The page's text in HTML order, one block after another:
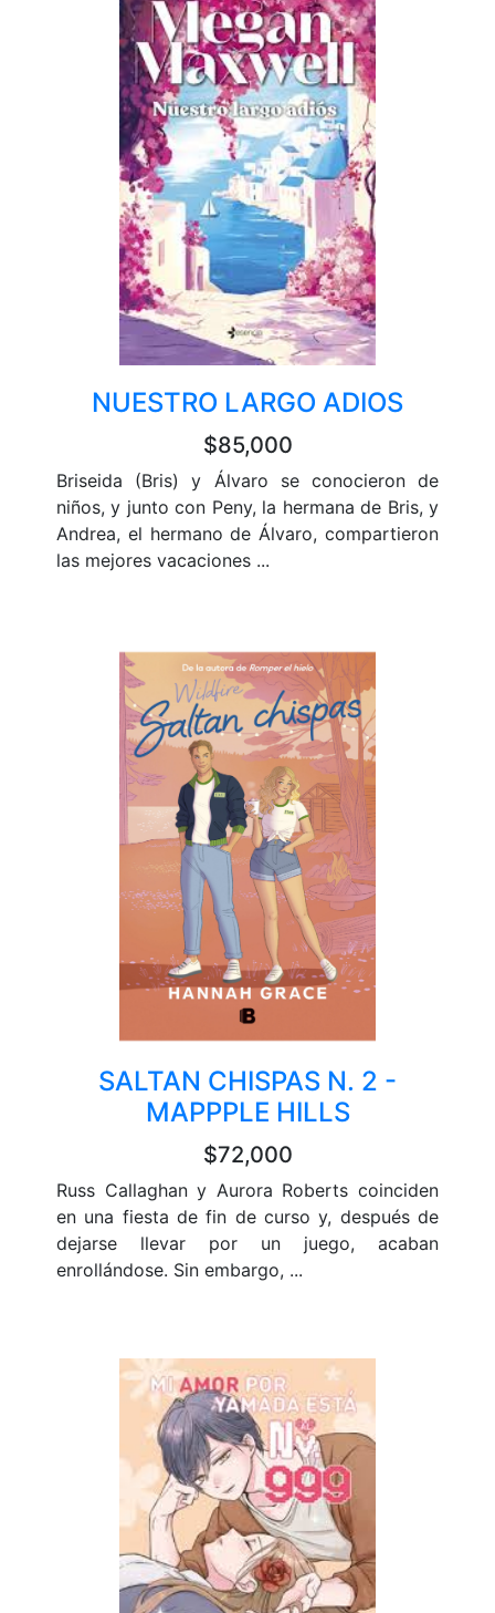
NUESTRO LARGO ADIOS
$85,000
Briseida (Bris) y Álvaro se conocieron de
niños, y junto con Peny, la hermana de Bris, y
Andrea, el hermano de Álvaro, compartieron
las mejores vacaciones ...
SALTAN CHISPAS N. 2 -
MAPPPLE HILLS
$72,000
Russ Callaghan y Aurora Roberts coinciden
en una fiesta de fin de curso y, después de
dejarse llevar por un juego, acaban
enrollándose. Sin embargo, ...